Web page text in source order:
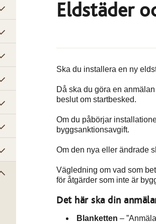
Eldstäder
Ska du installera en ny
Då ska du göra en
beslut om startbesked.
Om du påbörjar
byggsanktionsavgift.
Om den nya eller ändrade
Vägledning om vad som
för åtgärder som inte är
Det här ska din
Blanketten –